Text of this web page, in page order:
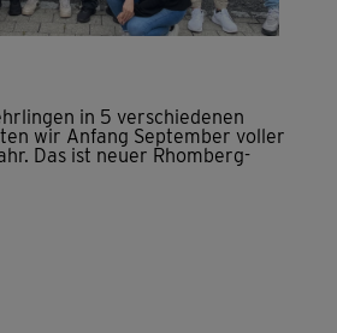
in 5 verschiedenen
wir Anfang September voller
Das ist neuer Rhomberg-